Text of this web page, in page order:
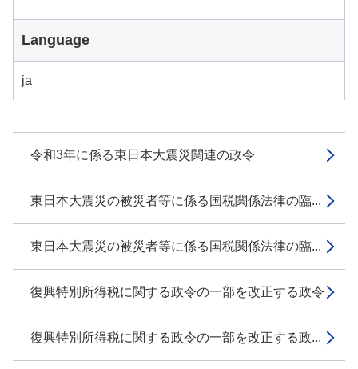
令和3年に係る東日本大震災関連の政令
東日本大震災の被災者等に係る国税関係法律の臨...
東日本大震災の被災者等に係る国税関係法律の臨...
復興特別所得税に関する政令の一部を改正する政令
復興特別所得税に関する政令の一部を改正する政...
Language
ja